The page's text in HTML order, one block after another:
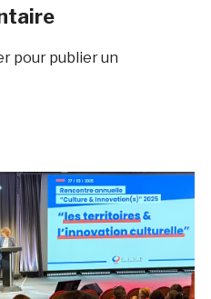
pour publier un